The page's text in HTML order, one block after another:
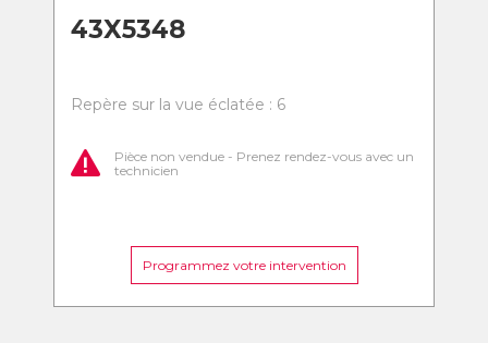
43X5348
Repère sur la vue éclatée : 6
Pièce non vendue - Prenez rendez-vous avec un
technicien
Programmez votre intervention